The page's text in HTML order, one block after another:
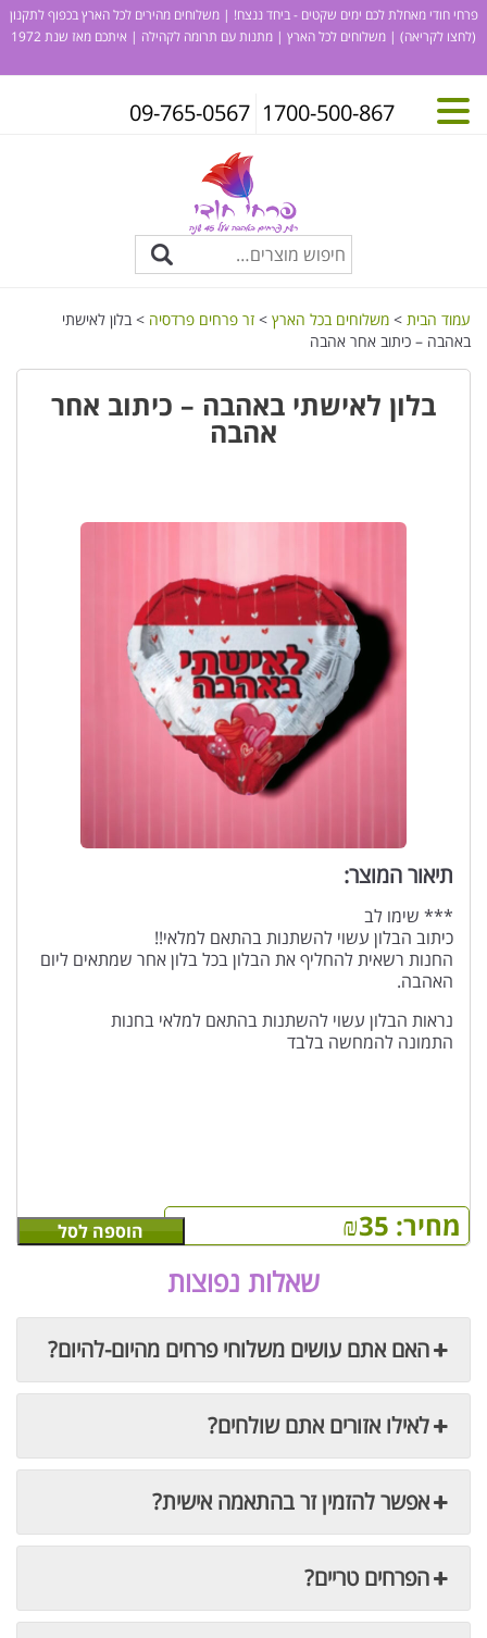
פרחי חודי מאחלת לכם ימים שקטים - ביחד ננצח! | משלוחים מהירים לכל הארץ בכפוף לתקנון
(לחצו לקריאה) | משלוחים לכל הארץ | מתנות עם תרומה לקהילה | איתכם מאז שנת 1972
1700-500-867
09-765-0567
עמוד הבית > משלוחים בכל הארץ > זר פרחים פרדסיה > בלון לאישתי
באהבה – כיתוב אחר אהבה
בלון לאישתי באהבה – כיתוב אחר
אהבה
תיאור המוצר:
*** שימו לב
כיתוב הבלון עשוי להשתנות בהתאם למלאי!!
החנות רשאית להחליף את הבלון בכל בלון אחר שמתאים ליום
האהבה.
נראות הבלון עשוי להשתנות בהתאם למלאי בחנות
התמונה להמחשה בלבד
מחיר: ₪35 הוספה לסל
שאלות נפוצות
האם אתם עושים משלוחי פרחים מהיום-להיום?
לאילו אזורים אתם שולחים?
אפשר להזמין זר בהתאמה אישית?
הפרחים טריים?